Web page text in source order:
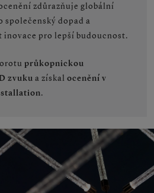
zdůrazňuje globální
společenský dopad a
pro lepší budoucnost.
průkopnickou
zvuku a získal ocenění v
.